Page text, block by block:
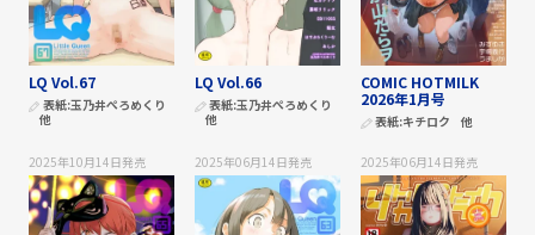
LQ Vol.67
表紙:玉乃井ぺろめくり
他
LQ Vol.66
表紙:玉乃井ぺろめくり
他
COMIC HOTMILK
2026年1月号
表紙:キチロク 他
2025年10月14日発売 2025年06月14日発売 2025年06月14日発売